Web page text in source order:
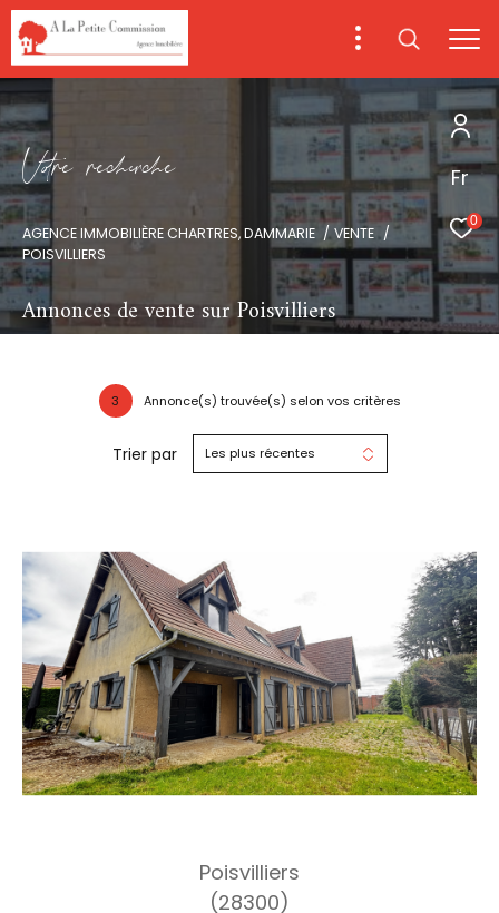
Fr
0
Vore recece
AGENCE IMMOBILIÈRE CHARTRES, DAMMARIE
VENTE
POISVILLIERS
Annonces de vente sur Poisvilliers
3 Annonce(s) trouvée(s) selon vos critères
Trier par Les plus récentes
Poisvilliers
(28300)